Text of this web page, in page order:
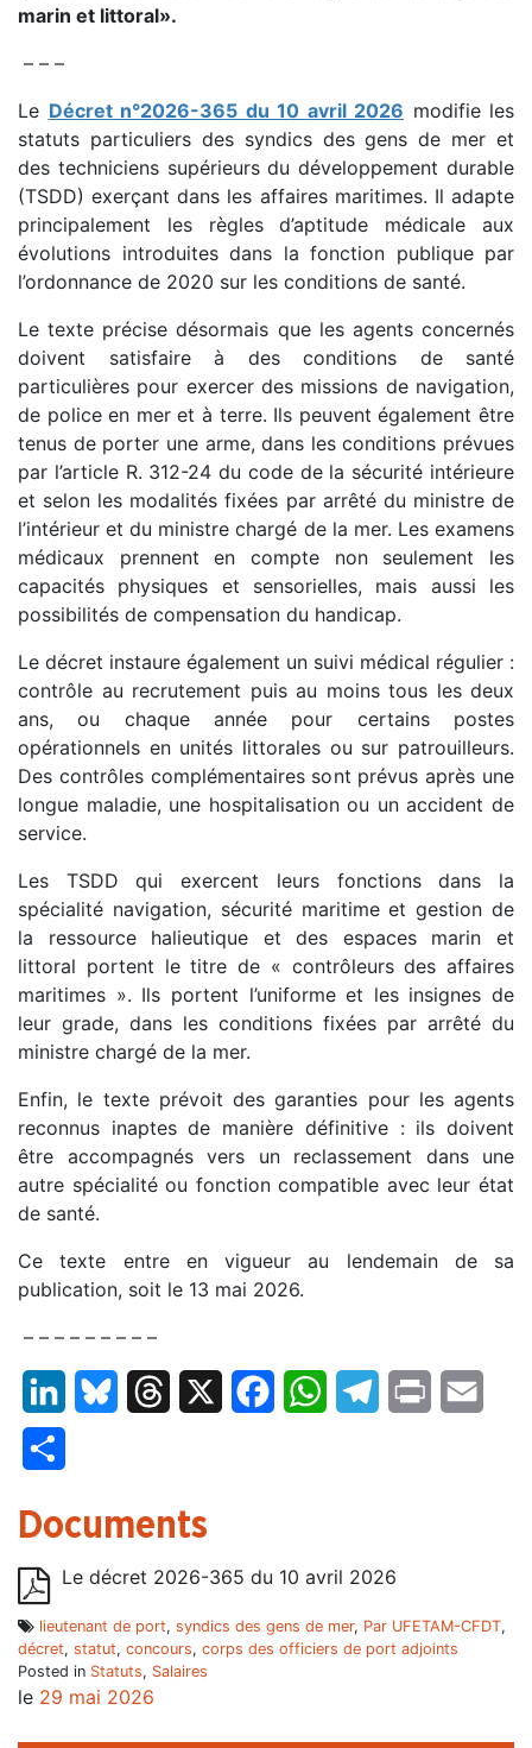
marin et littoral».
– – –
Le Décret n°2026-365 du 10 avril 2026 modifie les
statuts particuliers des syndics des gens de mer et
des techniciens supérieurs du développement durable
(TSDD) exerçant dans les affaires maritimes. Il adapte
principalement les règles d’aptitude médicale aux
évolutions introduites dans la fonction publique par
l’ordonnance de 2020 sur les conditions de santé.
Le texte précise désormais que les agents concernés
doivent satisfaire à des conditions de santé
particulières pour exercer des missions de navigation,
de police en mer et à terre. Ils peuvent également être
tenus de porter une arme, dans les conditions prévues
par l’article R. 312-24 du code de la sécurité intérieure
et selon les modalités fixées par arrêté du ministre de
l’intérieur et du ministre chargé de la mer. Les examens
médicaux prennent en compte non seulement les
capacités physiques et sensorielles, mais aussi les
possibilités de compensation du handicap.
Le décret instaure également un suivi médical régulier :
contrôle au recrutement puis au moins tous les deux
ans, ou chaque année pour certains postes
opérationnels en unités littorales ou sur patrouilleurs.
Des contrôles complémentaires sont prévus après une
longue maladie, une hospitalisation ou un accident de
service.
Les TSDD qui exercent leurs fonctions dans la
spécialité navigation, sécurité maritime et gestion de
la ressource halieutique et des espaces marin et
littoral portent le titre de « contrôleurs des affaires
maritimes ». Ils portent l’uniforme et les insignes de
leur grade, dans les conditions fixées par arrêté du
ministre chargé de la mer.
Enfin, le texte prévoit des garanties pour les agents
reconnus inaptes de manière définitive : ils doivent
être accompagnés vers un reclassement dans une
autre spécialité ou fonction compatible avec leur état
de santé.
Ce texte entre en vigueur au lendemain de sa
publication, soit le 13 mai 2026.
– – – – – – – – –
LinkedInBluesky Threads FacebookWhatsAppTelegram
Print
Documents
Le décret 2026-365 du 10 avril 2026
lieutenant de port, syndics des gens de mer, Par UFETAM-CFDT,
décret, statut, concours, corps des officiers de port adjoints
Posted in Statuts, Salaires
le 29 mai 2026